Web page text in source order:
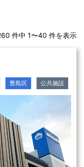
件中 1〜40 件を表示
豊島区 公共施設